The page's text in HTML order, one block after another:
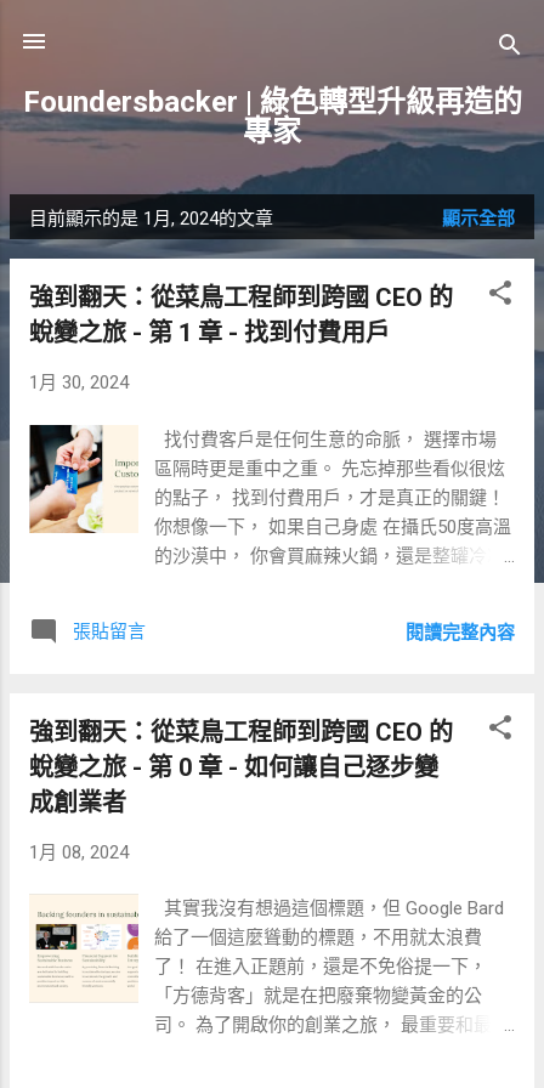
Foundersbacker | 綠色轉型升級再造的
專家
發
表
文
目前顯示的是 1月, 2024的文章 顯示全部
強到翻天：從菜鳥工程師到跨國 CEO 的
蛻變之旅 - 第 1 章 - 找到付費用戶
1月 30, 2024
找付費客戶是任何生意的命脈， 選擇市場
區隔時更是重中之重。 先忘掉那些看似很炫
的點子， 找到付費用戶，才是真正的關鍵！
你想像一下， 如果自己身處 在攝氏50度高溫
的沙漠中， 你會買麻辣火鍋，還是整罐冷凍
題， 讓消費者更容易買到冰涼的可樂！ 大體
邏輯，瞄準80%的市場，解決80%的痛點。這
是雷軍和孫陶然推崇的邏輯。 第二種邏輯，
這些材料可以製成各種衍生產品，每一個產
品都可以在細分市場做到壟斷。 舉個例子，
甘蔗渣可以做成可生物降解塑料顆粒、可生
物降解塑料制品、可生物降解紙、可生物降
解紙製品、可生物降解餐具等等。 正如我之
張貼留言 閱讀完整內容
強到翻天：從菜鳥工程師到跨國 CEO 的
蛻變之旅 - 第 0 章 - 如何讓自己逐步變
成創業者
1月 08, 2024
其實我沒有想過這個標題，但 Google Bard
給了一個這麼聳動的標題，不用就太浪費
了！ 在進入正題前，還是不免俗提一下，
「方德背客」就是在把廢棄物變黃金的公
司。 為了開啟你的創業之旅， 最重要和最關